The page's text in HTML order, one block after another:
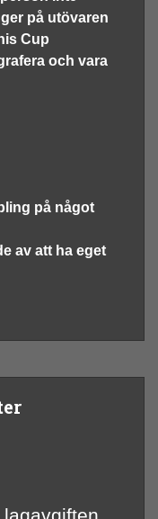
på utövaren
Cup
och vara
på något
av att ha eget
lagavgiften